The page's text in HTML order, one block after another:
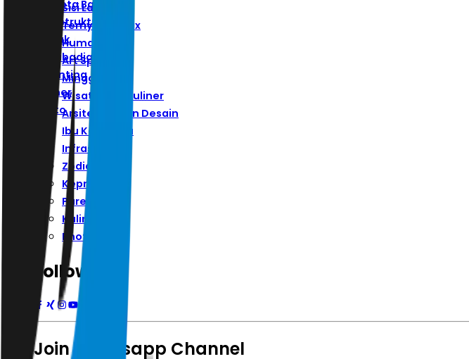
Ibu Kota Baru
Infrastruktur
Zodiak
Kepribadian
Parenting
Kuliner
Photo
Sisi Lain
Ternyata Hoax
Humaniora
Art Space
Minggu
Wisata Dan Kuliner
Arsitektur Dan Desain
Ibu Kota Baru
Infrastruktur
Zodiak
Kepribadian
Parenting
Kuliner
Photo
Follow Us
Join Whatsapp Channel